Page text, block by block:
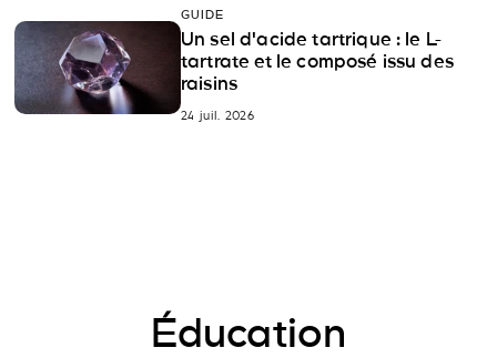
GUIDE
Un sel d'acide tartrique : le L-
tartrate et le composé issu des
raisins
24 juil. 2026
Éducation